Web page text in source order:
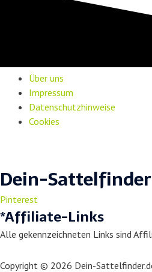
Über uns
Impressum
Datenschutzhinweise
Cookies
Dein-Sattelfinder
Pinterest
*Affiliate-Links
Alle gekennzeichneten Links sind
Copyright © 2026 Dein-